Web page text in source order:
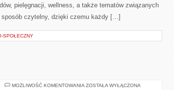
pielęgnacji, wellness, a także tematów związanych
czytelny, dzięki czemu każdy […]
SPOŁECZNY
MOŻLIWOŚĆ KOMENTOWANIA ŚWIAT
ZOSTAŁA WYŁĄCZONA